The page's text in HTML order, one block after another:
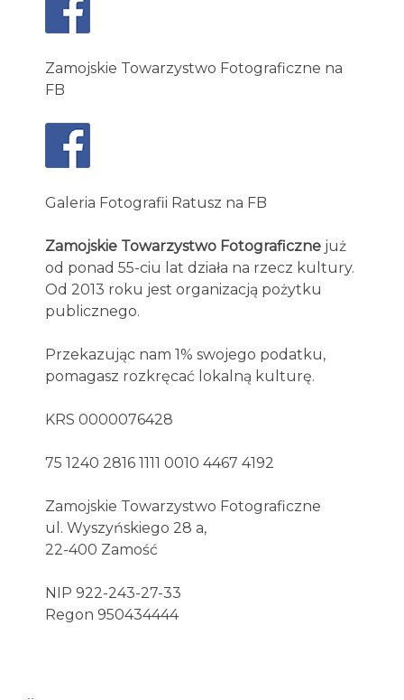
Zamojskie Towarzystwo Fotograficzne na
FB
Galeria Fotografii Ratusz na FB
Zamojskie Towarzystwo Fotograficzne już
od ponad 55-ciu lat działa na rzecz kultury.
Od 2013 roku jest organizacją pożytku
publicznego.
Przekazując nam 1% swojego podatku,
pomagasz rozkręcać lokalną kulturę.
KRS 0000076428
75 1240 2816 1111 0010 4467 4192
Zamojskie Towarzystwo Fotograficzne
ul. Wyszyńskiego 28 a,
22-400 Zamość
NIP 922-243-27-33
Regon 950434444